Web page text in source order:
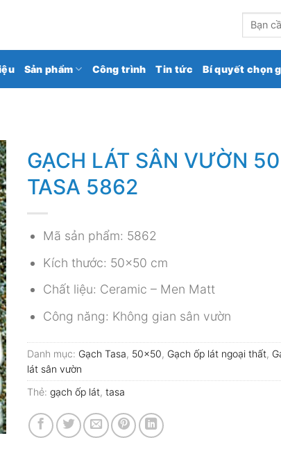
Tìm
kiếm:
Sản phẩm Công trình Tin tức Bí quyết chọn
GẠCH LÁT SÂN VƯỜN
TASA 5862
Mã sản phẩm: 5862
Kích thước: 50×50 cm
Chất liệu: Ceramic – Men Matt
Công năng: Không gian sân vườn
Danh mục: Gạch Tasa, 50x50, Gạch ốp lát ngoại thất,
lát sân vườn
Thẻ:gạch ốp lát,tasa